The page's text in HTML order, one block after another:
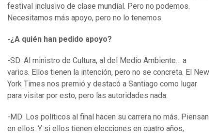
festival inclusivo de clase mundial. Pero no podemos.
Necesitamos más apoyo, pero no lo tenemos.
-¿A quién han pedido apoyo?
-SD: Al ministro de Cultura, al del Medio Ambiente… a
varios. Ellos tienen la intención, pero no se concreta. El New
York Times nos premió y destacó a Santiago como lugar
para visitar por esto, pero las autoridades nada.
-MD: Los políticos al final hacen su carrera no más. Piensan
en ellos. Y si ellos tienen elecciones en cuatro años,